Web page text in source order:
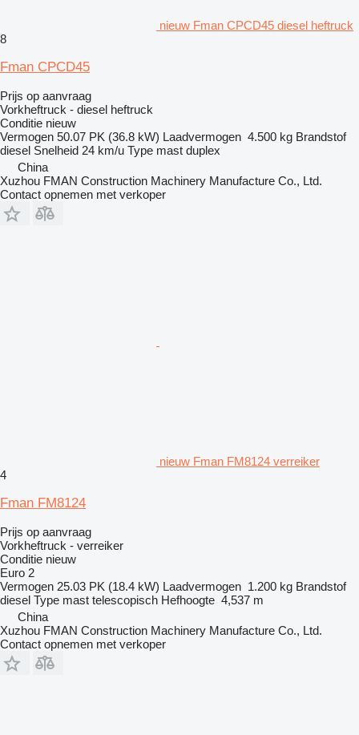
nieuw Fman CPCD45 diesel heftruck
8
Fman CPCD45
Prijs op aanvraag
Vorkheftruck - diesel heftruck
Conditie nieuw
Vermogen 50.07 PK (36.8 kW) Laadvermogen 4.500 kg Brandstof
diesel Snelheid 24 km/u Type mast duplex
China
Xuzhou FMAN Construction Machinery Manufacture Co., Ltd.
Contact opnemen met verkoper
nieuw Fman FM8124 verreiker
4
Fman FM8124
Prijs op aanvraag
Vorkheftruck - verreiker
Conditie nieuw
Euro 2
Vermogen 25.03 PK (18.4 kW) Laadvermogen 1.200 kg Brandstof
diesel Type mast telescopisch Hefhoogte 4,537 m
China
Xuzhou FMAN Construction Machinery Manufacture Co., Ltd.
Contact opnemen met verkoper